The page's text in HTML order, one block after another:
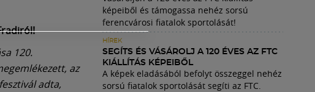
120.
az
adta,
képeiből és támogassa nehéz sorsú
ferencvárosi fiatalok sportolását!
HÍREK
SEGÍTS ÉS VÁSÁROLJ A 120 ÉVES AZ FTC
KIÁLLÍTÁS KÉPEIBŐL
A képek eladásából befolyt összeggel nehéz
sorsú fiatalok sportolását segíti az FTC.